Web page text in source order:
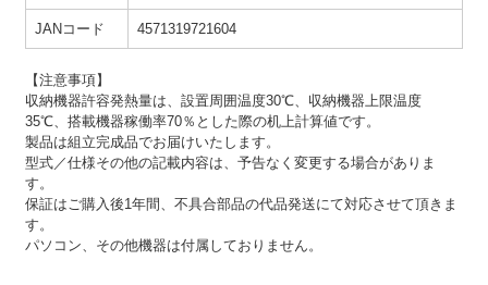
JANコード 4571319721604
【注意事項】
収納機器許容発熱量は、設置周囲温度30℃、収納機器上限温度
35℃、搭載機器稼働率70％とした際の机上計算値です。
製品は組立完成品でお届けいたします。
型式／仕様その他の記載内容は、予告なく変更する場合がありま
す。
保証はご購入後1年間、不具合部品の代品発送にて対応させて頂きま
す。
パソコン、その他機器は付属しておりません。